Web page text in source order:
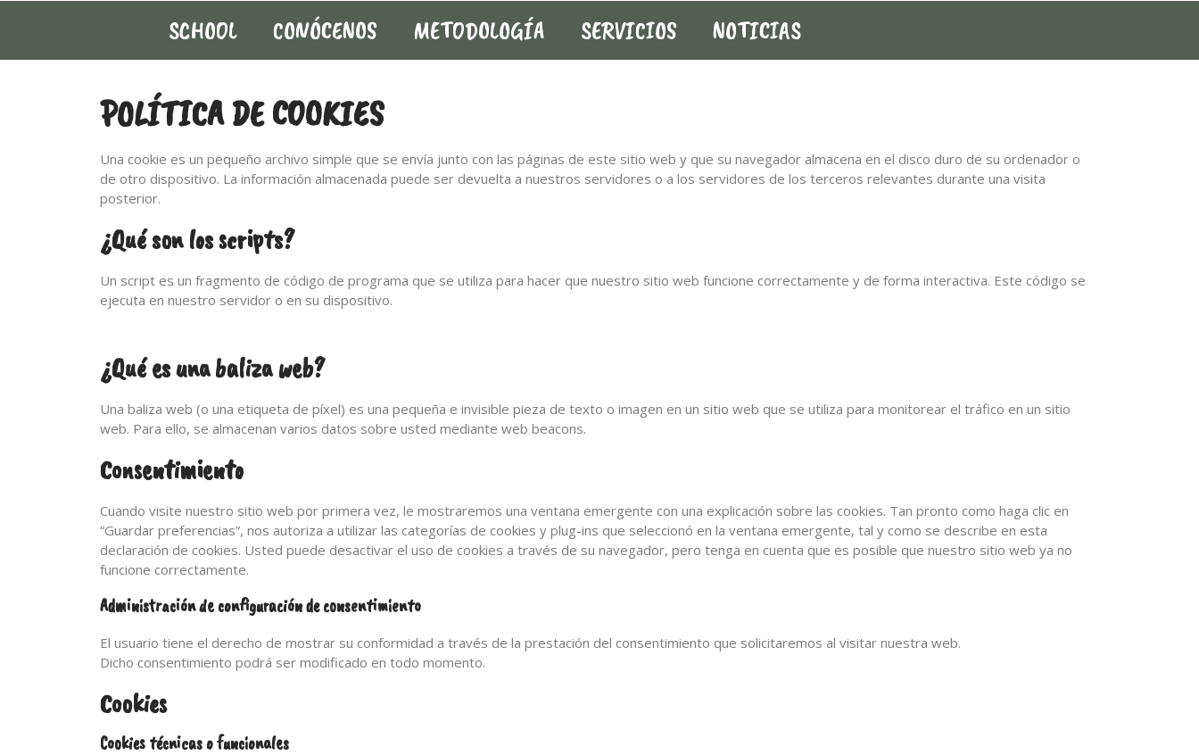
SCHOOL CONÓCENOS METODOLOGÍA SERVICIOS NOTICIAS
POLÍTICA DE COOKIES
Una cookie es un pequeño archivo simple que se envía junto con las páginas de este sitio web y que su navegador almacena en el disco duro de su ordenador o
de otro dispositivo. La información almacenada puede ser devuelta a nuestros servidores o a los servidores de los terceros relevantes durante una visita
posterior.
¿Qué son los scripts?
Un script es un fragmento de código de programa que se utiliza para hacer que nuestro sitio web funcione correctamente y de forma interactiva. Este código se
ejecuta en nuestro servidor o en su dispositivo.
¿Qué es una baliza web?
Una baliza web (o una etiqueta de píxel) es una pequeña e invisible pieza de texto o imagen en un sitio web que se utiliza para monitorear el tráfico en un sitio
web. Para ello, se almacenan varios datos sobre usted mediante web beacons.
Consentimiento
Cuando visite nuestro sitio web por primera vez, le mostraremos una ventana emergente con una explicación sobre las cookies. Tan pronto como haga clic en
“Guardar preferencias”, nos autoriza a utilizar las categorías de cookies y plug-ins que seleccionó en la ventana emergente, tal y como se describe en esta
declaración de cookies. Usted puede desactivar el uso de cookies a través de su navegador, pero tenga en cuenta que es posible que nuestro sitio web ya no
funcione correctamente.
Administración de configuración de consentimiento
El usuario tiene el derecho de mostrar su conformidad a través de la prestación del consentimiento que solicitaremos al visitar nuestra web.
Dicho consentimiento podrá ser modificado en todo momento.
Cookies
Cookies técnicas o funcionales